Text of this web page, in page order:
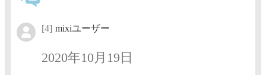
[4] mixiユーザー
2020年10月19日